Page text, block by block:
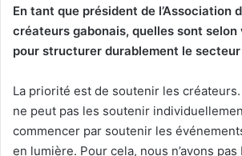
En tant que président de l’Association
créateurs gabonais, quelles sont
pour structurer durablement le secteur
La priorité est de soutenir les
ne peut pas les soutenir
commencer par soutenir les
en lumière. Pour cela, nous n’avons pas